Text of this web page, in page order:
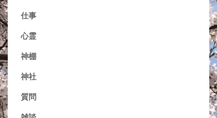
仕事
心霊
神棚
神社
質問